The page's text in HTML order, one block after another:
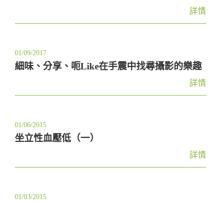
詳情
01/09/2017
細味、分享、呃Like在手震中找尋攝影的樂趣
詳情
01/06/2015
坐立性血壓低（一）
詳情
01/03/2015